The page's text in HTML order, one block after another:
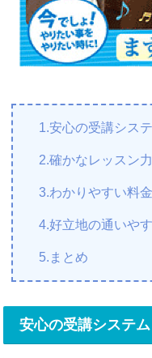
1.安心の受講シス
2.確かなレッスン力
3.わかりやすい料
4.好立地の通いや
5.まとめ
安心の受講システム